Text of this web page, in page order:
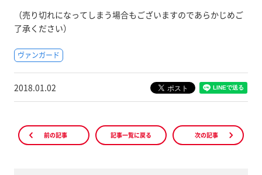
（売り切れになってしまう場合もございますのであらかじめご
了承ください）
ヴァンガード
2018.01.02
前の記事 記事一覧に戻る 次の記事